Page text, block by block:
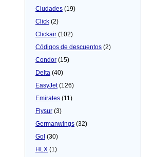
Ciudades (19)
Click (2)
Clickair (102)
Códigos de descuentos (2)
Condor (15)
Delta (40)
EasyJet(126)
Emirates (11)
Flysur (3)
Germanwings (32)
Gol (30)
HLX (1)